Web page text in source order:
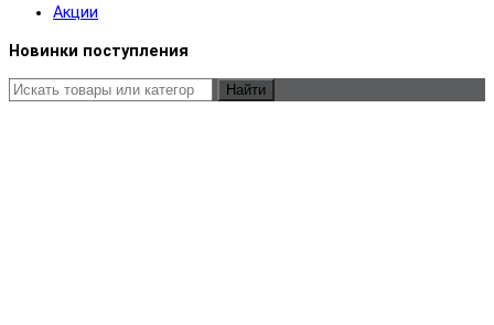
Акции
Новинки поступления
Найти